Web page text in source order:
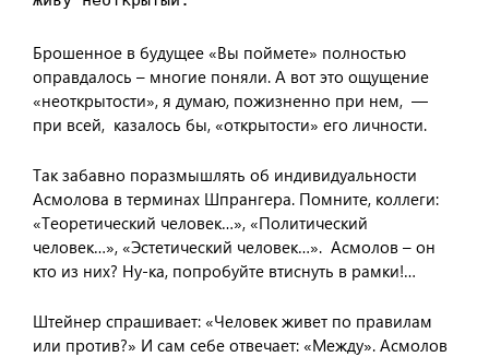
Брошенное в будущее «Вы поймете» полностью
оправдалось – многие поняли. А вот это ощущение
«неоткрытости», я думаю, пожизненно при нем, —
при всей, казалось бы, «открытости» его личности.
Так забавно поразмышлять об индивидуальности
Асмолова в терминах Шпрангера. Помните, коллеги:
«Теоретический человек…», «Политический
человек…», «Эстетический человек…». Асмолов – он
кто из них? Ну-ка, попробуйте втиснуть в рамки!…
Штейнер спрашивает: «Человек живет по правилам
или против?» И сам себе отвечает: «Между». Асмолов